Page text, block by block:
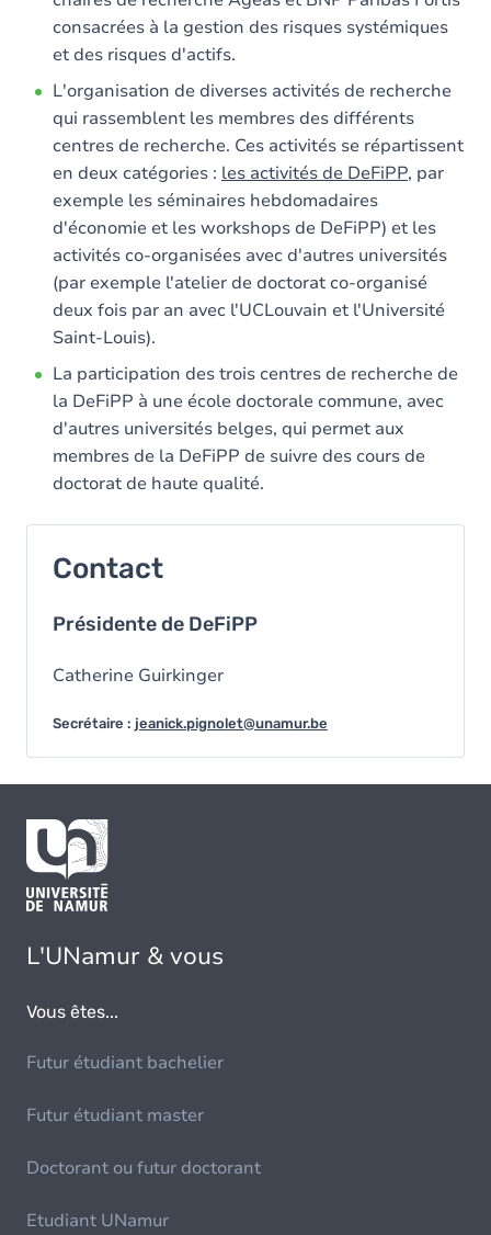
consacrées à la gestion des risques systémiques
et des risques d'actifs.
L'organisation de diverses activités de recherche
qui rassemblent les membres des différents
centres de recherche. Ces activités se répartissent
en deux catégories : les activités de DeFiPP, par
exemple les séminaires hebdomadaires
d'économie et les workshops de DeFiPP) et les
activités co-organisées avec d'autres universités
(par exemple l'atelier de doctorat co-organisé
deux fois par an avec l'UCLouvain et l'Université
Saint-Louis).
La participation des trois centres de recherche de
la DeFiPP à une école doctorale commune, avec
d'autres universités belges, qui permet aux
membres de la DeFiPP de suivre des cours de
doctorat de haute qualité.
Contact
Présidente de DeFiPP
Catherine Guirkinger
Secrétaire : jeanick.pignolet@unamur.be
L'UNamur & vous
Vous êtes...
Futur étudiant bachelier
Futur étudiant master
Doctorant ou futur doctorant
Etudiant UNamur